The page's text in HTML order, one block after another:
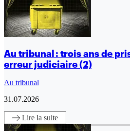
Au tribunal : trois ans de
erreur judiciaire (2)
Au tribunal
31.07.2026
Lire la suite